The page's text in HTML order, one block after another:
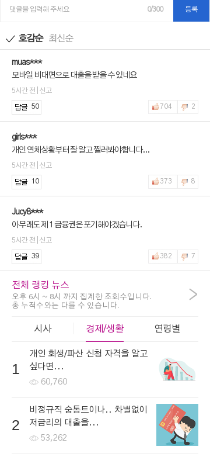
댓글을 입력해 주세요 0/300 등록
호감순 최신순
muas***
모바일 비대면으로 대출을 받을 수 있네요
5시간 전 | 신고
50 704 2
girls***
개인 연체상황부터 잘 알고 찔러봐야합니다...
5시간 전 | 신고
10 373 8
Jucy8***
아무래도 제 1 금융권은 포기해야겠습니다.
5시간 전 | 신고
39 382 7
전체 랭킹 뉴스
오후 6시 ~ 8시 까지 집계한 조회수입니다.
총 누적수와는 다를 수 있습니다.
>
시사 경제/생활 연령별
1
개인 회생/파산 신청 자격을 알고
싶다면...
60,760
2
비정규직 숨통트이나.. 차별없이
저금리의 대출을...
53,262